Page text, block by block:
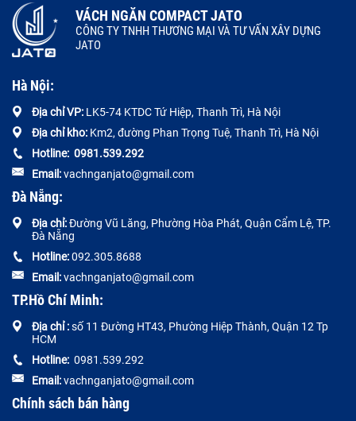
VÁCH NGĂN COMPACT JATO
CÔNG TY TNHH THƯƠNG MẠI VÀ TƯ VẤN XÂY DỰNG
JATO
Hà Nội:
Địa chỉ VP: LK5-74 KTDC Tứ Hiệp, Thanh Trì, Hà Nội
Địa chỉ kho: Km2, đường Phan Trọng Tuệ, Thanh Trì, Hà Nội
Hotline: 0981.539.292
Email:vachnganjato@gmail.com
Đà Nẵng:
Địa chỉ:Đường Vũ Lăng, Phường Hòa Phát, Quận Cẩm Lệ, TP.
Đà Nẵng
Hotline:092.305.8688
Email:vachnganjato@gmail.com
TP.Hồ Chí Minh:
Địa chỉ :số 11 Đường HT43, Phường Hiệp Thành, Quận 12 Tp
HCM
Hotline: 0981.539.292
Email:vachnganjato@gmail.com
Chính sách bán hàng